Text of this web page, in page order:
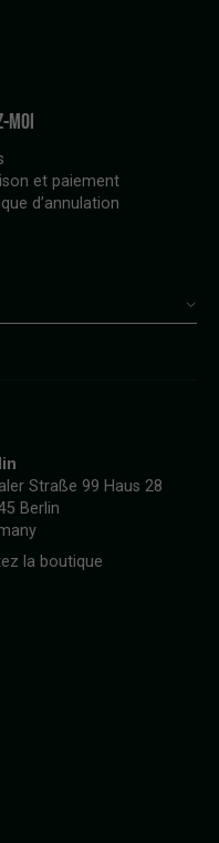
MOI
et paiement
d’annulation
Straße 99 Haus 28
Berlin
la boutique